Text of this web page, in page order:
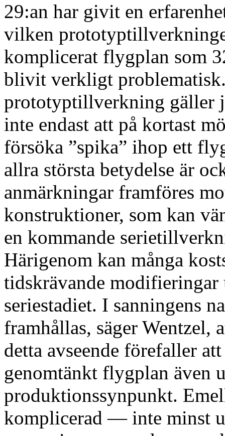
29:an har givit en
vilken
komplicerat flygplan som
blivit verkligt
prototyptillverkning gäller
inte endast att på kortast
försöka ”spika” ihop ett
allra största betydelse är
anmärkningar framföres
konstruktioner, som kan
en kommande
Härigenom kan många
tidskrävande modifieringar
seriestadiet. I sanningens
framhållas, säger Wentzel,
detta avseende förefaller
genomtänkt flygplan även
produktionssynpunkt.
komplicerad — inte minst